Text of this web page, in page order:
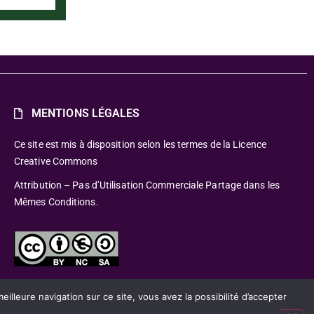
MENTIONS LÉGALES
Ce site est mis à disposition selon les termes de la Licence
Creative Commons
Attribution – Pas d’Utilisation Commerciale Partage dans les
Mêmes Conditions.
navigation sur ce site, vous avez la possibilité d’accepter